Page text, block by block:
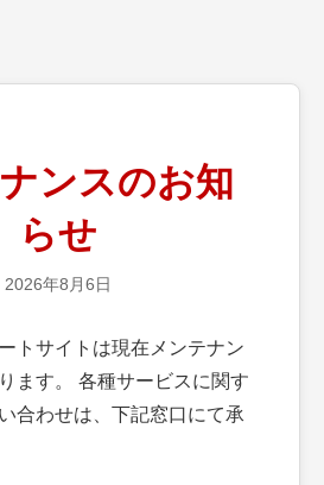
ンスのお知
らせ
2026年8月6日
トサイトは現在メンテナン
ます。 各種サービスに関す
合わせは、下記窓口にて承